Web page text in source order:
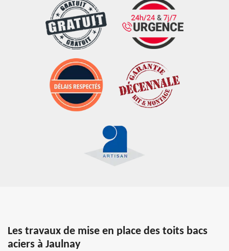
Les travaux de mise en place des toits bacs
aciers à Jaulnay